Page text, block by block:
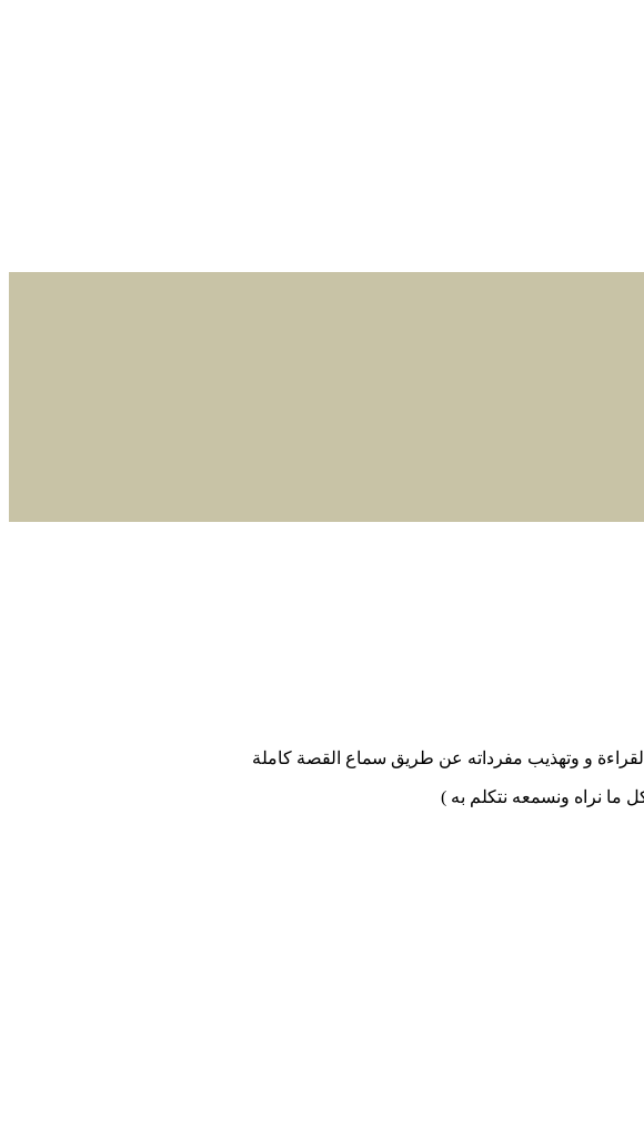
القراءة و وتهذيب مفرداته عن طريق سماع القصة كاملة
ما نراه ونسمعه نتكلم به )